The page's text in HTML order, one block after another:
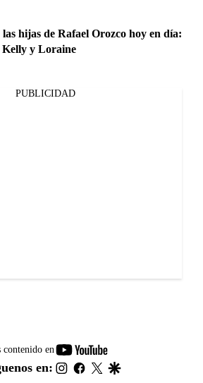
las hijas de Rafael Orozco hoy en día:
Kelly y Loraine
PUBLICIDAD
contenido en
youtube-
footer
en: instagram
facebook
twitter